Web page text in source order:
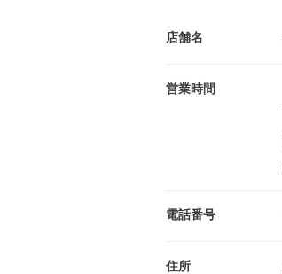
店舗名
営業時間
電話番号
住所